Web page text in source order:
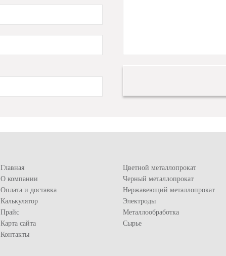
Главная
О компании
Оплата и доставка
Калькулятор
Прайс
Карта сайта
Контакты
Цветной металлопрокат
Черный металлопрокат
Нержавеющий металлопрокат
Электроды
Металлообработка
Сырье